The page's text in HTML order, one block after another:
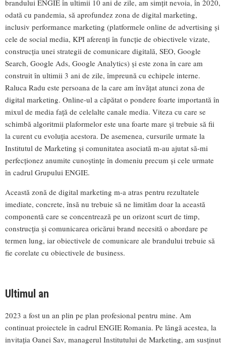
brandului ENGIE în ultimii 10 ani de zile, am simțit nevoia, în 2020,
odată cu pandemia, să aprofundez zona de digital marketing,
inclusiv performance marketing (platformele online de advertising și
cele de social media, KPI aferenți în funcție de obiectivele vizate,
construcția unei strategii de comunicare digitală, SEO, Google
Search, Google Ads, Google Analytics) și este zona în care am
construit în ultimii 3 ani de zile, împreună cu echipele interne.
Raluca Radu este persoana de la care am învățat atunci zona de
digital marketing. Online-ul a căpătat o pondere foarte importantă în
mixul de media față de celelalte canale media. Viteza cu care se
schimbă algoritmii plaformelor este una foarte mare și trebuie să fii
la curent cu evoluția acestora. De asemenea, cursurile urmate la
Institutul de Marketing și comunitatea asociată m-au ajutat să-mi
perfecționez anumite cunoștințe în domeniu precum și cele urmate
în cadrul Grupului ENGIE.
Această zonă de digital marketing m-a atras pentru rezultatele
imediate, concrete, însă nu trebuie să ne limităm doar la această
componentă care se concentrează pe un orizont scurt de timp,
construcția și comunicarea oricărui brand necesită o abordare pe
termen lung, iar obiectivele de comunicare ale brandului trebuie să
fie corelate cu obiectivele de business.
Ultimul an
2023 a fost un an plin pe plan profesional pentru mine. Am
continuat proiectele în cadrul ENGIE Romania. Pe lângă acestea, la
invitația Oanei Sav, managerul Institutului de Marketing, am susținut